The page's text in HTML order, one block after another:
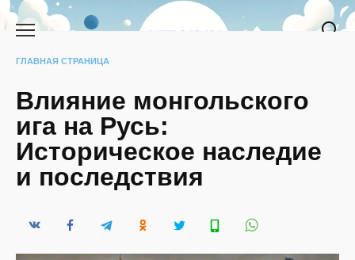
Перейти
ГЛАВНАЯ СТРАНИЦА
Влияние монгольского
ига на Русь:
Историческое наследие
и последствия